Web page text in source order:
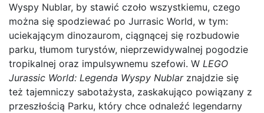
Wyspy Nublar, by stawić czoło wszystkiemu, czego
można się spodziewać po Jurrasic World, w tym:
uciekającym dinozaurom, ciągnącej się rozbudowie
parku, tłumom turystów, nieprzewidywalnej pogodzie
tropikalnej oraz impulsywnemu szefowi. W LEGO
Jurassic World: Legenda Wyspy Nublarznajdzie się
też tajemniczy sabotażysta, zaskakująco powiązany z
przeszłością Parku, który chce odnaleźć legendarny